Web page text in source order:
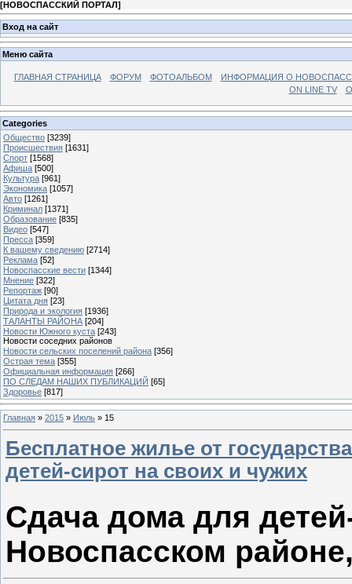
[НОВОСПАССКИЙ ПОРТАЛ]
Вход на сайт
Меню сайта
ГЛАВНАЯ СТРАНИЦА ФОРУМ ФОТОАЛЬБОМ
ИНФОРМАЦИЯ О
ON LINE TV
Categories
Общество [3239]
Происшествия [1631]
Спорт [1568]
Афиша [500]
Культура [961]
Экономика [1057]
Авто [1261]
Криминал [1371]
Образование [835]
Видео [547]
Пресса [359]
К вашему сведению [2714]
Реклама [52]
Новоспасские вести [1344]
Мнение [322]
Репортаж [90]
Цитата дня [23]
Природа и экология [1936]
ТАЛАНТЫ РАЙОНА [204]
Новости Южного куста [243]
Новости соседних районов
Новости сельских поселений района [356]
Острая тема [355]
Официальная информация [266]
ПО СЛЕДАМ НАШИХ ПУБЛИКАЦИЙ [65]
Здоровье [817]
Главная » 2015 » Июль » 15
Бесплатное жилье от
детей-сирот на своих и чужих
Сдача дома для
Новоспасском